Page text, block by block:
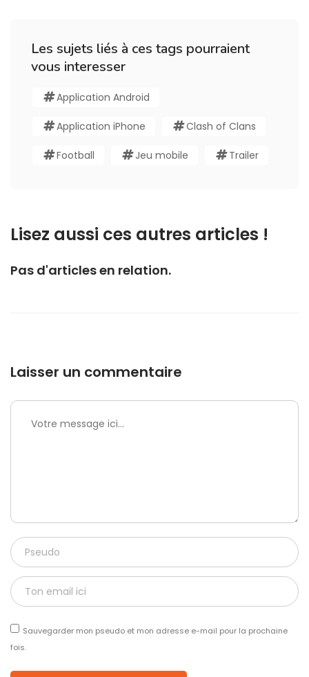
Les sujets liés à ces tags pourraient
vous interesser
Application Android
Application iPhone Clash of Clans
Football Jeu mobile Trailer
Lisez aussi ces autres articles !
Pas d'articles en relation.
Laisser un commentaire
Sauvegarder mon pseudo et mon adresse e-mail pour la prochaine
fois.